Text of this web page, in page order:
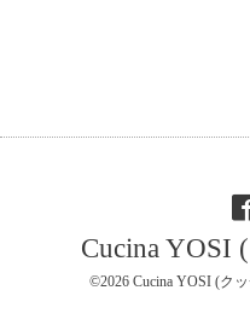
Cucina YOSI
©2026 Cucina YOSI (ク